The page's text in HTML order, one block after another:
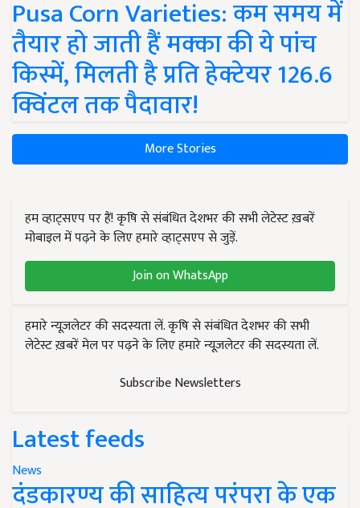
Pusa Corn Varieties: कम समय में
तैयार हो जाती हैं मक्का की ये पांच
किस्में, मिलती है प्रति हेक्टेयर 126.6
क्विंटल तक पैदावार!
More Stories
हम व्हाट्सएप पर हैं! कृषि से संबंधित देशभर की सभी लेटेस्ट ख़बरें
मोबाइल में पढ़ने के लिए हमारे व्हाट्सएप से जुड़ें.
Join on WhatsApp
हमारे न्यूज़लेटर की सदस्यता लें. कृषि से संबंधित देशभर की सभी
लेटेस्ट ख़बरें मेल पर पढ़ने के लिए हमारे न्यूज़लेटर की सदस्यता लें.
Subscribe Newsletters
Latest feeds
News
दंडकारण्य की साहित्य परंपरा के एक